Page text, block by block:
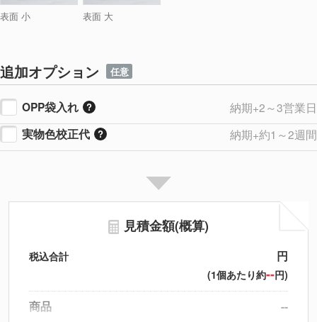
表面 小 表面 大
追加オプション 任意
OPP袋入れ
納期+2～3営業日
実物色校正代
納期+約1～2週間
見積金額(概算)
税込合計 円
(1個あたり約--円)
商品
--